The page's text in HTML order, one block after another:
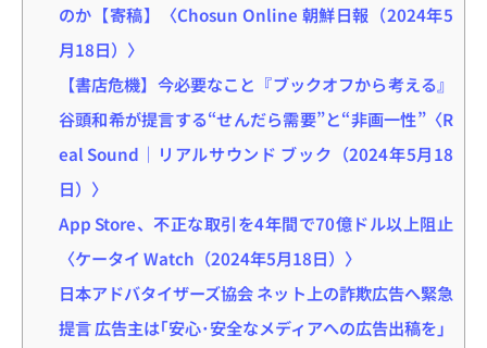
のか【寄稿】〈Chosun Online 朝鮮日報（2024年5
月18日）〉
【書店危機】今必要なこと『ブックオフから考える』
谷頭和希が提言する“せんだら需要”と“非画一性”〈R
eal Sound｜リアルサウンド ブック（2024年5月18
日）〉
App Store、不正な取引を4年間で70億ドル以上阻止
〈ケータイ Watch（2024年5月18日）〉
日本アドバタイザーズ協会 ネット上の詐欺広告へ緊急
提言 広告主は｢安心･安全なメディアへの広告出稿を」